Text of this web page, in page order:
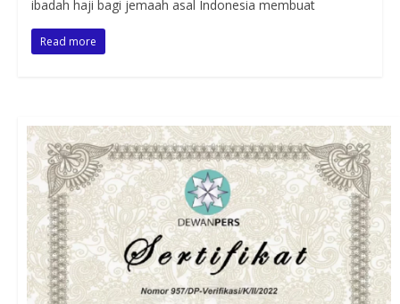
ibadah haji bagi jemaah asal Indonesia membuat
Read more